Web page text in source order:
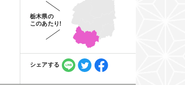
栃木県の
このあたり!
シェアする